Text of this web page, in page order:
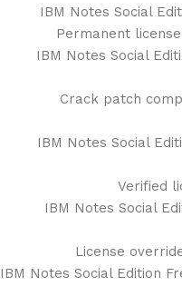
IBM Notes Social
Permanent
IBM Notes Social
Crack patch
IBM Notes Social
Verified
IBM Notes Social
License
IBM Notes Social Edition